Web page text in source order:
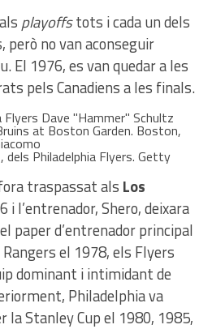
playoffstots i cada un dels
no van aconseguir
El 1976, es van quedar a les
pels Canadiens a les finals.
Philadelphia Flyers. Getty
traspassat als Los
i l’entrenador, Shero, deixara
paper d’entrenador principal
el 1978, els Flyers
dominant i intimidant de
Philadelphia va
la Stanley Cup el 1980, 1985,